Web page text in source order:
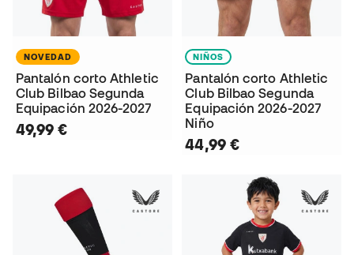
NOVEDAD
Pantalón corto Athletic
Club Bilbao Segunda
Equipación 2026-2027
49,99 €
NIÑOS
Pantalón corto Athletic
Club Bilbao Segunda
Equipación 2026-2027
Niño
44,99 €